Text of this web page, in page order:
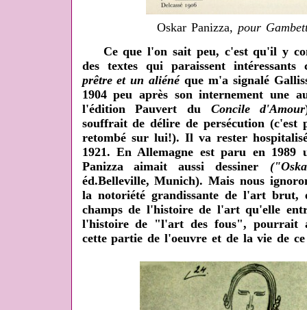
Oskar Panizza, pour
Ce que l'on sait peu, c'est qu'il y
des textes qui paraissent intéressants
prêtre et un aliéné que m'a signalé
1904 peu après son internement une
l'édition Pauvert du Concile d'Amour
souffrait de délire de persécution (c'est
retombé sur lui!). Il va rester
1921. En Allemagne est paru en
Panizza aimait aussi dessiner
éd.Belleville, Munich). Mais nous
la notoriété grandissante de l'art brut,
champs de l'histoire de l'art qu'elle
l'histoire de "l'art des fous", pourrait
cette partie de l'oeuvre et de la vie de